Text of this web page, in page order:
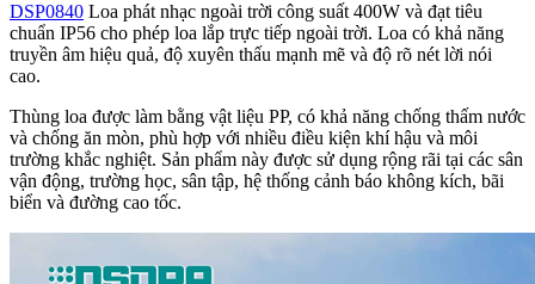
DSP0840 Loa phát nhạc ngoài trời công suất 400W và đạt tiêu
chuẩn IP56 cho phép loa lắp trực tiếp ngoài trời. Loa có khả năng
truyền âm hiệu quả, độ xuyên thấu mạnh mẽ và độ rõ nét lời nói
cao.
Thùng loa được làm bằng vật liệu PP, có khả năng chống thấm nước
và chống ăn mòn, phù hợp với nhiều điều kiện khí hậu và môi
trường khắc nghiệt. Sản phẩm này được sử dụng rộng rãi tại các sân
vận động, trường học, sân tập, hệ thống cảnh báo không kích, bãi
biển và đường cao tốc.